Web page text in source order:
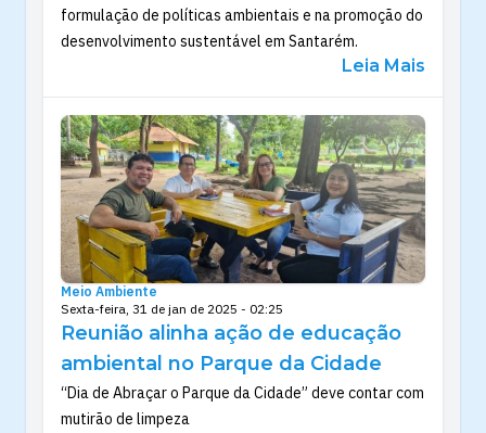
formulação de políticas ambientais e na promoção do
desenvolvimento sustentável em Santarém.
Leia Mais
Meio Ambiente
Sexta-feira, 31 de jan de 2025 - 02:25
Reunião alinha ação de educação
ambiental no Parque da Cidade
“Dia de Abraçar o Parque da Cidade” deve contar com
mutirão de limpeza